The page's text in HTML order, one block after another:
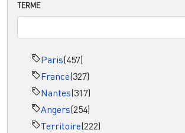
TERME
Paris(457)
France(327)
Nantes(317)
Angers(254)
Territoire(222)